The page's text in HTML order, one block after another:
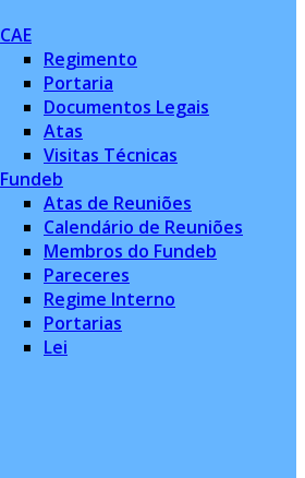
CAE
Regimento
Portaria
Documentos Legais
Atas
Visitas Técnicas
Fundeb
Atas de Reuniões
Calendário de Reuniões
Membros do Fundeb
Pareceres
Regime Interno
Portarias
Lei